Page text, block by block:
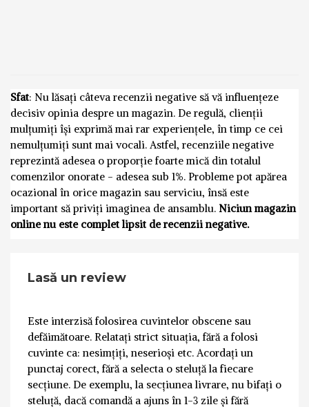
Sfat: Nu lăsați câteva recenzii negative să vă influențeze
decisiv opinia despre un magazin. De regulă, clienții
mulțumiți își exprimă mai rar experiențele, în timp ce cei
nemulțumiți sunt mai vocali. Astfel, recenziile negative
reprezintă adesea o proporție foarte mică din totalul
comenzilor onorate - adesea sub 1%. Probleme pot apărea
ocazional în orice magazin sau serviciu, însă este
important să priviți imaginea de ansamblu. Niciun magazin
online nu este complet lipsit de recenzii negative.
Lasă un review
Este interzisă folosirea cuvintelor obscene sau
defăimătoare. Relatați strict situația, fără a folosi
cuvinte ca: nesimțiți, neserioși etc. Acordați un
punctaj corect, fără a selecta o steluță la fiecare
secțiune. De exemplu, la secțiunea livrare, nu bifați o
steluță, dacă comandă a ajuns în 1-3 zile și fără